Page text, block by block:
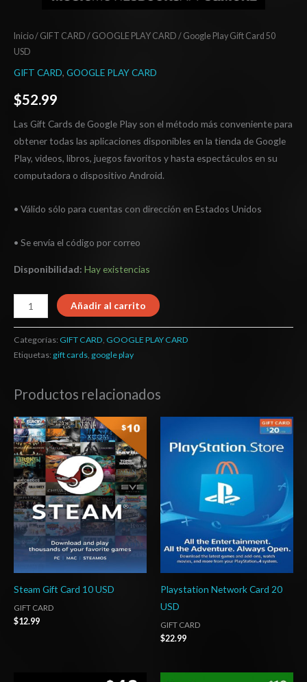
Inicio/ GIFT CARD / GOOGLE PLAY CARD / Google Play Gift Card 50
USD
GIFT CARD, GOOGLE PLAY CARD
$52.99
Las Gift Cards de Google Play son el método más conveniente para
obtener todas las aplicaciones disponibles en la tienda de Google
Play, videos, libros, juegos favoritos y hasta espectáculos en su
computadora o dispositivo Android.
• Válido sólo para cuentas con dirección en Estados Unidos
• Se envía el código por correo
Disponibilidad: Hay existencias
Añadir al carrito
Categorías: GIFT CARD GOOGLE PLAY CARD
Etiquetas: gift cards google play
Productos relacionados
Steam Gift Card 10 USD
GIFT CARD
$12.99
Playstation Network Card 20
USD
GIFT CARD
$22.99